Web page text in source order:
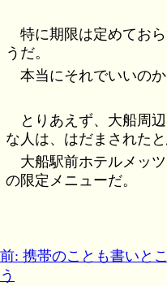
特に期限は定めてお
うだ。
本当にそれでいいの
とりあえず、大船周
な人は、はだまされた
大船駅前ホテルメッ
の限定メニューだ。
前: 携帯のことも書いとこ
う